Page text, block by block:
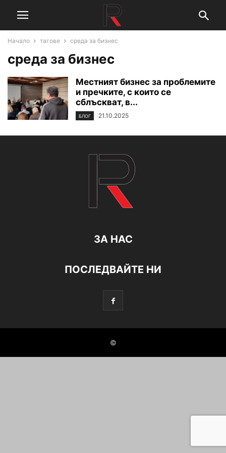
Начало тагове среда за бизнес
среда за бизнес
Местният бизнес за проблемите
и пречките, с които се
сблъскват, в...
БЛОГ 21.10.2025
ЗА НАС
ПОСЛЕДВАЙТЕ НИ
©